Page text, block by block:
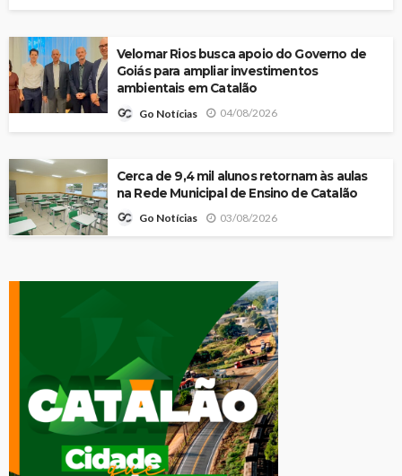
Velomar Rios busca apoio do Governo de
Goiás para ampliar investimentos
ambientais em Catalão
Go Notícias 04/08/2026
Cerca de 9,4 mil alunos retornam às aulas
na Rede Municipal de Ensino de Catalão
Go Notícias 03/08/2026